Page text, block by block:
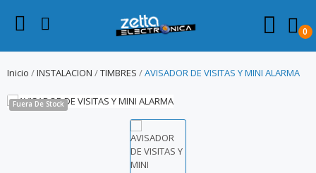
0
Inicio INSTALACION TIMBRES AVISADOR DE VISITAS Y MINI ALARMA
Fuera De Stock